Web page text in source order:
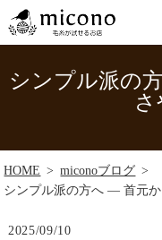
シンプル派の
HOME
miconoブログ
シンプル派の方へ ― 首元
2025/09/10